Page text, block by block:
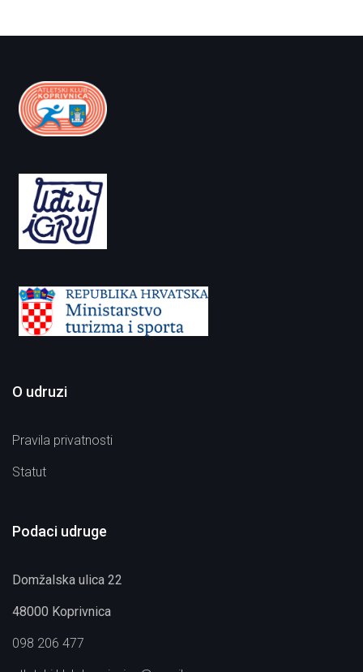
O udruzi
Pravila privatnosti
Statut
Podaci udruge
Domžalska ulica 22
48000 Koprivnica
098 206 477